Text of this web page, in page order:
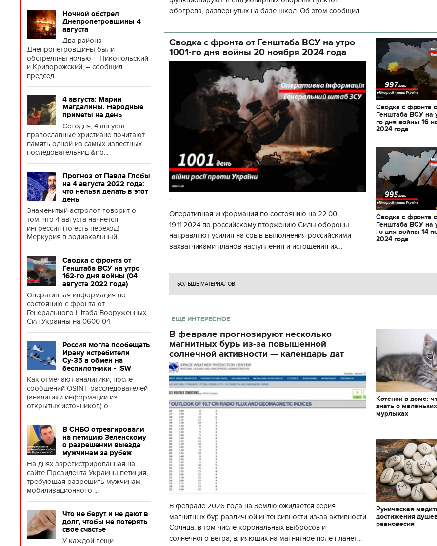
Ночной обстрел
Днепропетровщины 4
августа
Два района
Днепропетровщины были
обстреляны ночью – Никопольский
и Криворожский, – сообщил
председ...
4 августа: Марии
Магдалины. Народные
приметы на день
Сегодня, 4 августа
православные христиане почитают
память одной из самых известных
последовательниц &nb...
Прогноз от Павла Глобы
на 4 августа 2022 года:
что нельзя делать в этот
день
Знаменитый астролог говорит о
том, что 4 августа начнется
ингрессия (то есть переход)
Меркурия в зодиакальный ...
Сводка с фронта от
Генштаба ВСУ на утро
162-го дня войны (04
августа 2022 года)
Оперативная информация по
состоянию с фронта от
Генерального Штаба Вооруженных
Сил Украины на 0600 04
Россия могла пообещать
Ирану истребители
Су-35 в обмен на
беспилотники - ISW
Как отмечают аналитики, после
сообщений OSINT-расследователей
(аналитики информации из
открытых источников) о ...
В СНБО отреагировали
на петицию Зеленскому
о разрешении выезда
мужчинам за рубеж
На днях зарегистрированная на
сайте Президента Украины петиция,
требующая разрешить мужчинам
мобилизационного ...
Что не берут и не дают в
долг, чтобы не потерять
свое счастье
У каждой вещи
обогрева, развернутых на базе школ. Об этом сообщил
государственной а
Сводка с фронта от Генштаба ВСУ на утро
1001-го дня войны 20 ноября 2024 года
.
Оперативная информация по состоянию на 22.00
19.11.2024 по российскому вторжению Силы обороны
направляют усилия на срыв выполнения российскими
захватчиками планов наступления и истощения их
боевых ст
Сводка с фронта
Генштаба ВСУ на
го дня войны 16
2024 года
Сводка с фронта
Генштаба ВСУ на
го дня войны 14
2024 года
БОЛЬШЕ МАТЕРИАЛОВ
ЕЩЕ ИНТЕРЕСНОЕ
В феврале прогнозируют несколько
магнитных бурь из-за повышенной
солнечной активности — календарь дат
В феврале 2026 года на Землю ожидается серия
магнитных бур различной интенсивности из-за активности
Солнца, в том числе корональных выбросов и
солнечного ветра, влияющих на магнитное поле планеты.
Котенок в доме:
знать о маленьких
мурлыках
Руническая
достижения
равновесия
11.10.2017 | 16:22
Руси: как выглядят
к фильму
застава"
04.01.2018 | 17:16
Как готовить кутю и что за 12
блюд должны быть на столе в
28.12.2017 | 14:17
Возвращение на Родину. Самые
трогательные кадры встречи
освобожденных заложников